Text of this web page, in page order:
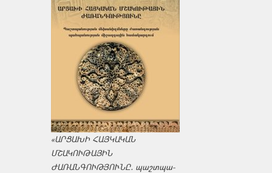
«ԱՐՑԱԽԻ ՀԱՅԿԱԿԱՆ
ՄՇԱԿՈՒԹԱՅԻՆ
ԺԱՌԱՆԳՈՒԹՅՈՒՆԸ․ պաշտպա­